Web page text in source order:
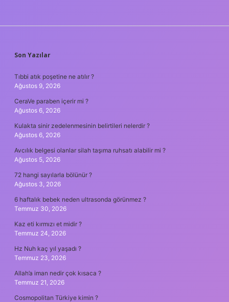
SIDEBAR
Son Yazılar
Tıbbi atık poşetine ne atılır ?
Ağustos 9, 2026
CeraVe paraben içerir mi ?
Ağustos 6, 2026
Kulakta sinir zedelenmesinin belirtileri nelerdir ?
Ağustos 6, 2026
Avcılık belgesi olanlar silah taşıma ruhsatı alabilir mi ?
Ağustos 5, 2026
72 hangi sayılarla bölünür ?
Ağustos 3, 2026
6 haftalık bebek neden ultrasonda görünmez ?
Temmuz 30, 2026
Kaz eti kırmızı et midir ?
Temmuz 24, 2026
Hz Nuh kaç yıl yaşadı ?
Temmuz 23, 2026
Allah’a iman nedir çok kısaca ?
Temmuz 21, 2026
Cosmopolitan Türkiye kimin ?